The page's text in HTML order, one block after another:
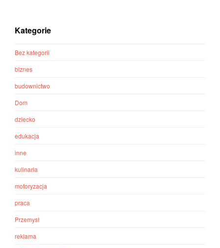
Kategorie
Bez kategorii
biznes
budownictwo
Dom
dziecko
edukacja
inne
kulinaria
motoryzacja
praca
Przemysł
reklama